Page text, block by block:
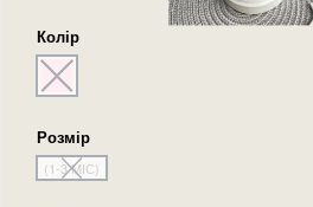
Колір
Розмір
(1-3 МІС)